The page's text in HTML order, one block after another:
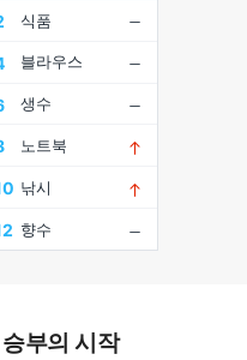
부의 시작